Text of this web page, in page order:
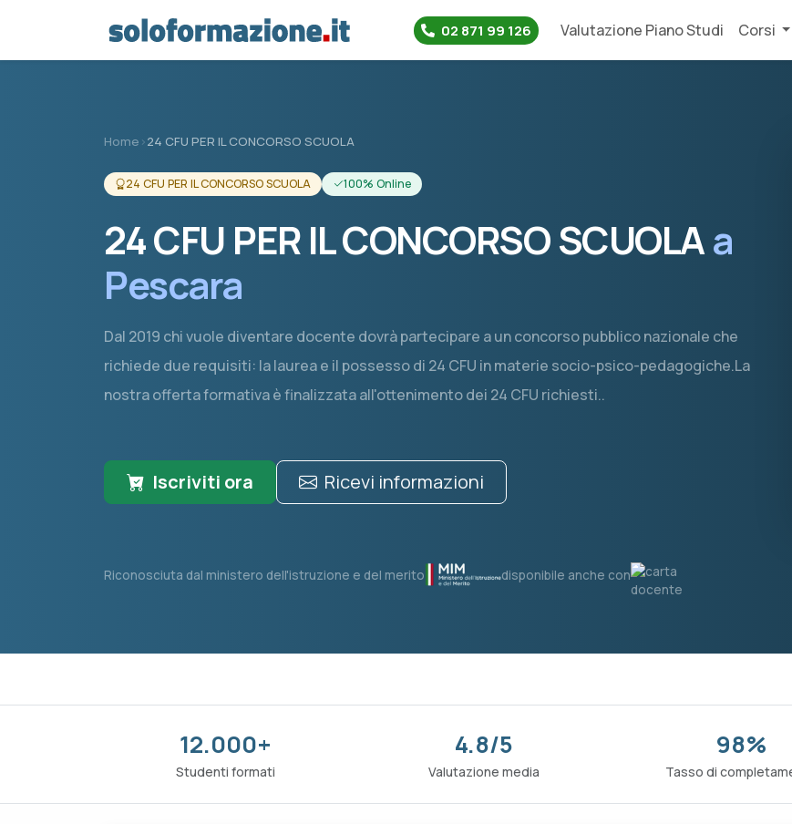
02 871 99 126 Valutazione Piano Studi Corsi
Home ›24 CFU PER IL CONCORSO SCUOLA
24 CFU PER IL CONCORSO SCUOLA 100% Online
24 CFU PER IL CONCORSO SCUOLAa
Pescara
Dal 2019 chi vuole diventare docente dovrà partecipare a un concorso pubblico nazionale che
richiede due requisiti: la laurea e il possesso di 24 CFU in materie socio-psico-pedagogiche.La
nostra offerta formativa è finalizzata all'ottenimento dei 24 CFU richiesti..
Iscriviti ora Ricevi informazioni
Riconosciuta dal ministero dell'istruzione e del merito disponibile anche con
12.000+
Studenti formati
4.8/5
Valutazione media
98%
Tasso di